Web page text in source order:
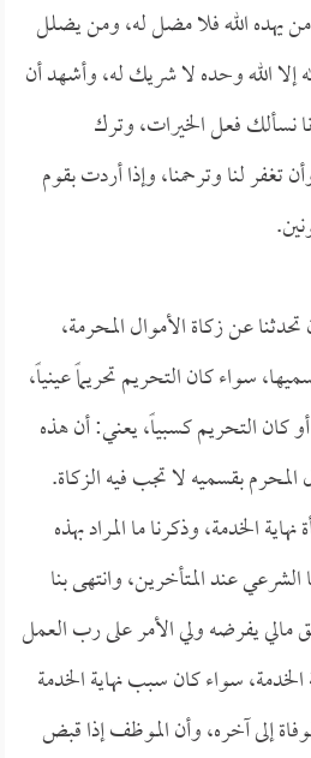
يهده الله فلا مضل له، ومن يضلل
إلا الله وحده لا شريك له، وأشهد أن
نسألك فعل الخيرات، وترك
تغفر لنا وترحمنا، وإذا أردت بقوم
عن زكاة الأموال المحرمة،
سواء كان التحريم تحريماً عينياً،
كان التحريم كسبياً، يعني: أن هذه
المحرم بقسميه لا تجب فيه الزكاة.
الخدمة، وذكرنا ما المراد بهذه
الشرعي عند المتأخرين، وانتهى بنا
مالي يفرضه ولي الأمر على رب العمل
سواء كان سبب نهاية الخدمة
إلى آخره، وأن الموظف إذا قبض